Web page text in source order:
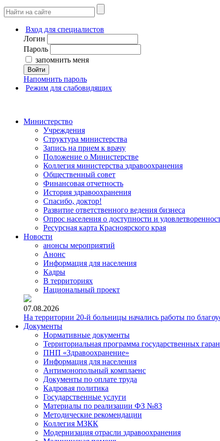
Вход для специалистов
Логин
Пароль
запомнить меня
Войти
Напомнить пароль
Режим для слабовидящих
Министерство
Учреждения
Структура министерства
Запись на прием к врачу
Положение о Министерстве
Коллегия министерства здравоохранения
Общественный совет
Финансовая отчетность
История здравоохранения
Спасибо, доктор!
Развитие ответственного ведения бизнеса
Опрос населения о доступности и
Ресурсная карта Красноярского края
Новости
анонсы мероприятий
Анонс
Информация для населения
Кадры
В территориях
Национальный проект
07.08.2026
На территории 20-й больницы начались работы по
Документы
Нормативные документы
Территориальная программа государственных
ПНП «Здравоохранение»
Информация для населения
Антимонопольный комплаенс
Документы по оплате труда
Кадровая политика
Государственные услуги
Материалы по реализации ФЗ №83
Методические рекомендации
Коллегия МЗКК
Модернизация отрасли здравоохранения